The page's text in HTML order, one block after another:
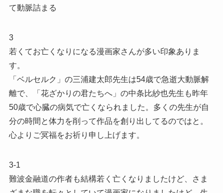
て動脈詰まる
3
若くてお亡くなりになる漫画家さんが多い印象ありま
す。
「ベルセルク」の三浦建太郎先生は54歳で急逝大動脈解
離で、「花ざかりの君たちへ」の中条比紗也先生も昨年
50歳で心臓の病気で亡くなられました。多くの先生が自
分の時間と体力を削って作品を創り出してるのではと。
心よりご冥福をお祈り申し上げます。
3-1
難波金融道の作者も結構若く亡くなりましたけど、さま